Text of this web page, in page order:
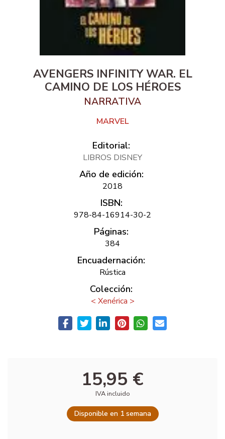
AVENGERS INFINITY WAR. EL
CAMINO DE LOS HÉROES
NARRATIVA
MARVEL
Editorial:
LIBROS DISNEY
Año de edición:
2018
ISBN:
978-84-16914-30-2
Páginas:
384
Encuadernación:
Rústica
Colección:
< Xenérica >
15,95 €
IVA incluido
Disponible en 1 semana